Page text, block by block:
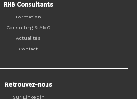
RHB Consultants
Formation
Consulting & AMO
Actualités
Contact
Retrouvez-nous
Sur Linkedin